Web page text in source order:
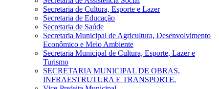
Secretaria de Cultura, Esporte e Lazer
Secretaria de Educação
Secretaria de Saúde
Secretaria Municipal de Agricultura, Desenvolvimento
Econômico e Meio Ambiente
Secretaria Municipal de Cultura, Esporte, Lazer e
Turismo
SECRETARIA MUNICIPAL DE OBRAS,
INFRAESTRUTURA E TRANSPORTE.